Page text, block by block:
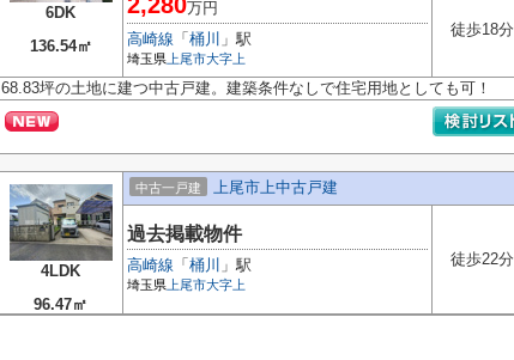
6DK
136.54㎡
万円
高崎線 「 桶川 」駅
埼玉県 上尾市大字上
徒歩18分
68.83坪の土地に建つ中古戸建。建築条件なしで住宅用地としても可！
4LDK
96.47㎡
中古一戸建 上尾市上中古戸建
過去掲載物件
高崎線 「 桶川 」駅
埼玉県 上尾市大字上
徒歩22分